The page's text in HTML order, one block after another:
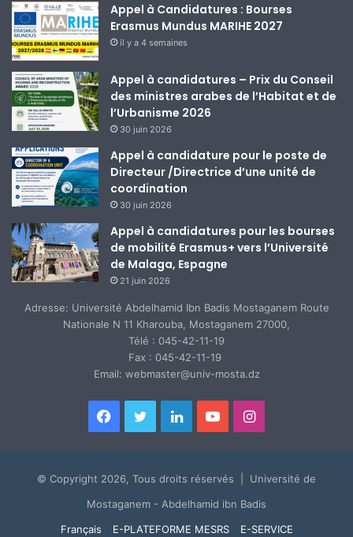
Appel à Candidatures : Bourses
Erasmus Mundus MARIHE 2027
il y a 4 semaines
Appel à candidatures – Prix du Conseil
des ministres arabes de l’Habitat et de
l’Urbanisme 2026
30 juin 2026
Appel à candidature pour le poste de
Directeur /Directrice d’une unité de
coordination
30 juin 2026
Appel à candidatures pour les bourses
de mobilité Erasmus+ vers l’Université
de Malaga, Espagne
21 juin 2026
Adresse: Université Abdelhamid Ibn Badis Mostaganem Route
Nationale N 11 Kharouba, Mostaganem 27000,
Télé : 045-42-11-19
Fax : 045-42-11-19
Email: webmaster@univ-mosta.dz
Facebook
TwitterLinkedinYouTubeInstagram
© Copyright 2026, Tous droits réservés | Université de
Mostaganem - Abdelhamid ibn Badis
Français
E-PLATEFORME MESRS E-SERVICE